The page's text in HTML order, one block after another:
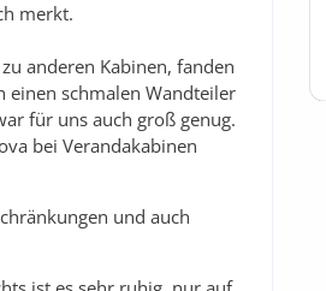
merkt.
anderen Kabinen, fanden
einen schmalen Wandteiler
für uns auch groß genug.
bei Verandakabinen
und auch